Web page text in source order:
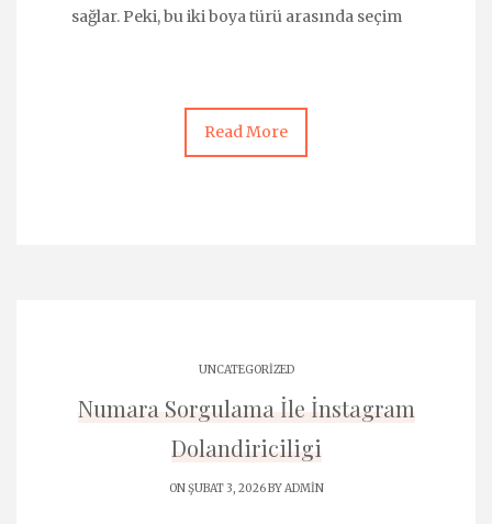
sağlar. Peki, bu iki boya türü arasında seçim
Read More
UNCATEGORIZED
Numara Sorgulama İle İnstagram
Dolandiriciligi
ON ŞUBAT 3, 2026 BYADMIN